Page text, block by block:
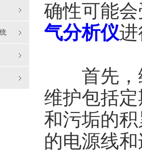
确性可能
气分析仪
首先，维
维护包括
和污垢的
的电源线